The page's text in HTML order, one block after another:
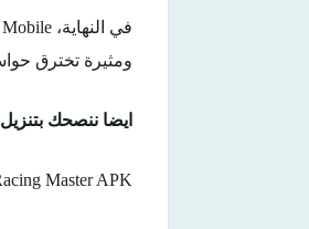
ومثيرة تخترق
ايضا ننصحك
Master APK